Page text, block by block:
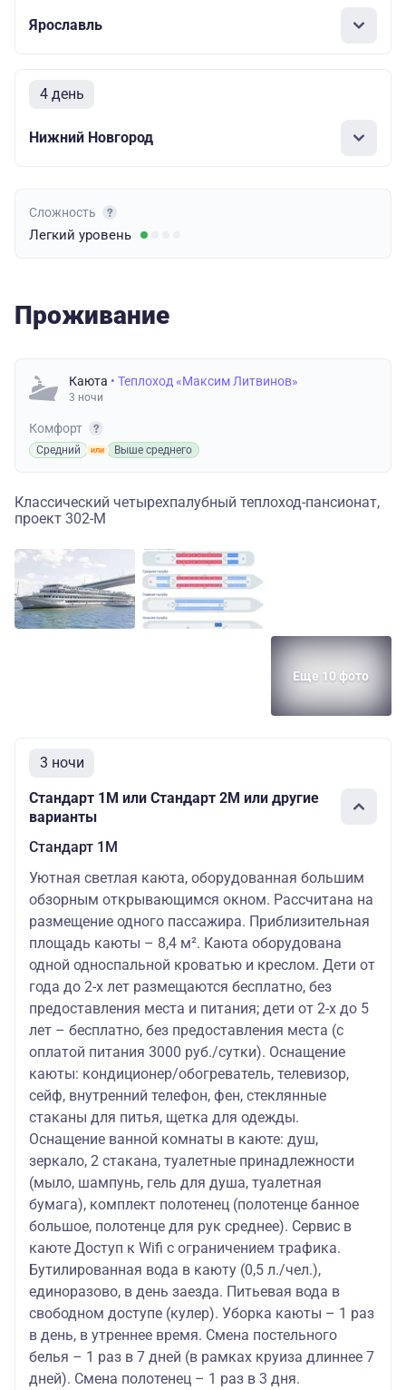
Ярославль
4 день
Нижний Новгород
Сложность
Легкий уровень
Проживание
Каюта • Теплоход «Максим Литвинов»
3 ночи
Комфорт
Средний Выше среднего
Классический четырехпалубный теплоход-пансионат,
проект 302-М
Еще 10 фото
3 ночи
Стандарт 1M или Стандарт 2M или другие
варианты
Стандарт 1M
Уютная светлая каюта, оборудованная большим
обзорным открывающимся окном. Рассчитана на
размещение одного пассажира. Приблизительная
площадь каюты – 8,4 м². Каюта оборудована
одной односпальной кроватью и креслом. Дети от
года до 2-х лет размещаются бесплатно, без
предоставления места и питания; дети от 2-х до 5
лет – бесплатно, без предоставления места (с
оплатой питания 3000 руб./сутки). Оснащение
каюты: кондиционер/обогреватель, телевизор,
сейф, внутренний телефон, фен, стеклянные
стаканы для питья, щетка для одежды.
Оснащение ванной комнаты в каюте: душ,
зеркало, 2 стакана, туалетные принадлежности
(мыло, шампунь, гель для душа, туалетная
бумага), комплект полотенец (полотенце банное
большое, полотенце для рук среднее). Сервис в
каюте Доступ к Wifi с ограничением трафика.
Бутилированная вода в каюту (0,5 л./чел.),
единоразово, в день заезда. Питьевая вода в
свободном доступе (кулер). Уборка каюты – 1 раз
в день, в утреннее время. Смена постельного
белья – 1 раз в 7 дней (в рамках круиза длиннее 7
дней). Смена полотенец – 1 раз в 3 дня.